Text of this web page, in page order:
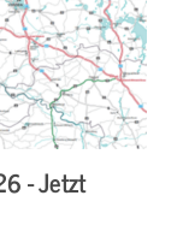
- Jetzt